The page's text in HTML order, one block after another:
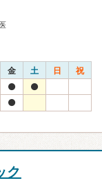
金 土 日 祝
ク